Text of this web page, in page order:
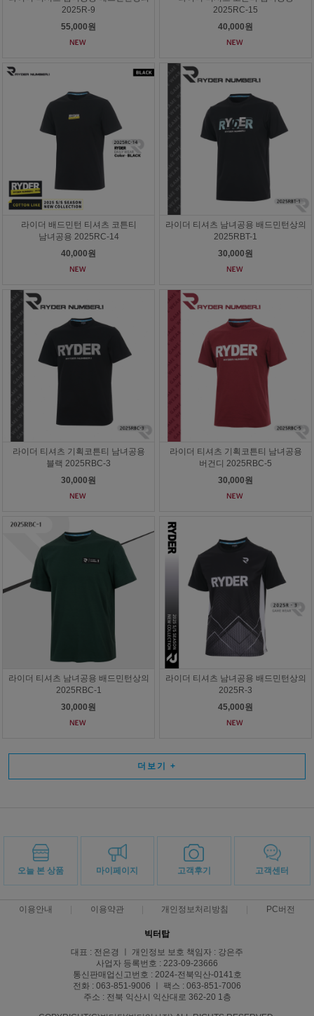
2025R-9
55,000원
2025RC-15
40,000원
라이더 배드민턴 티셔츠 코튼티
남녀공용 2025RC-14
40,000원
라이더 티셔츠 남녀공용 배드민턴상의
2025RBT-1
30,000원
라이더 티셔츠 기획코튼티 남녀공용
블랙 2025RBC-3
30,000원
라이더 티셔츠 기획코튼티 남녀공용
버건디 2025RBC-5
30,000원
라이더 티셔츠 남녀공용 배드민턴상의
2025RBC-1
30,000원
라이더 티셔츠 남녀공용 배드민턴상의
2025R-3
45,000원
더보기 +
오늘 본 상품 마이페이지 고객후기 고객센터
이용안내 이용약관 개인정보처리방침 PC버전
빅터탑
대표 : 전은경 ㅣ 개인정보 보호 책임자 : 강은주
사업자 등록번호 : 223-09-23666
통신판매업신고번호 : 2024-전북익산-0141호
전화 : 063-851-9006 ㅣ 팩스 : 063-851-7006
주소 : 전북 익산시 익산대로 362-20 1층